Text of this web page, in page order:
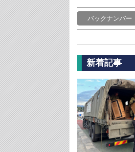
バックナンバー
新着記事